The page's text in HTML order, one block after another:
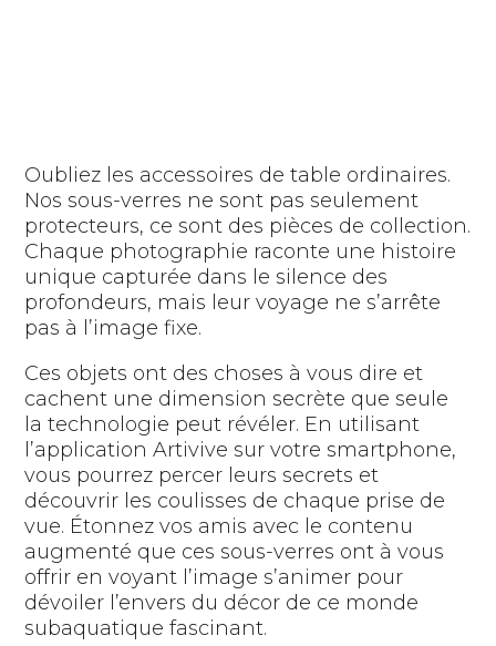
Oubliez les accessoires de table ordinaires.
Nos sous-verres ne sont pas seulement
protecteurs, ce sont des pièces de collection.
Chaque photographie raconte une histoire
unique capturée dans le silence des
profondeurs, mais leur voyage ne s’arrête
pas à l’image fixe.
Ces objets ont des choses à vous dire et
cachent une dimension secrète que seule
la technologie peut révéler. En utilisant
l’application Artivive sur votre smartphone,
vous pourrez percer leurs secrets et
découvrir les coulisses de chaque prise de
vue. Étonnez vos amis avec le contenu
augmenté que ces sous-verres ont à vous
offrir en voyant l’image s’animer pour
dévoiler l’envers du décor de ce monde
subaquatique fascinant.